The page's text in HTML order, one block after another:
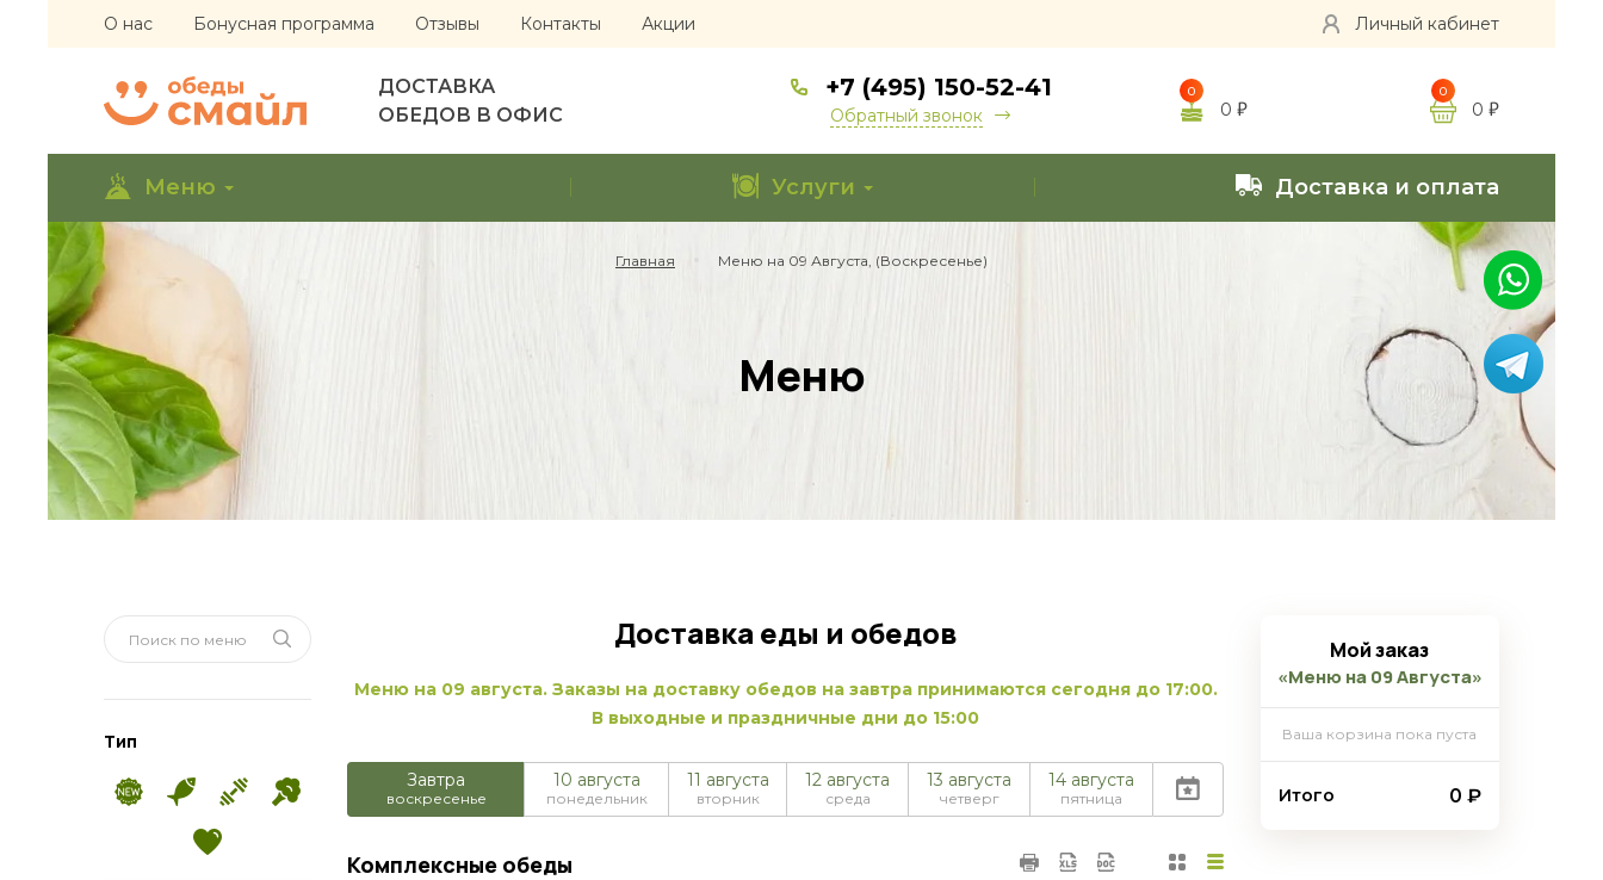
Личный кабинет
О нас Бонусная программа Отзывы Контакты Акции
ДОСТАВКА
ОБЕДОВ В ОФИС
+7 (495) 150-52-41
Обратный звонок
0
0
0
0
Меню Услуги Доставка и оплата
Главная Меню на 09 Августа, (Воскресенье)
Меню
Тип
Доставка еды и обедов
Меню на 09 августа. Заказы на доставку обедов на завтра принимаются сегодня до 17:00.
В выходные и праздничные дни до 15:00
Завтра
воскресенье
10 августа
понедельник
11 августа
вторник
12 августа
среда
13 августа
четверг
14 августа
пятница
Комплексные обеды
Мой заказ
«Меню на 09 Августа»
Ваша корзина пока пуста
Итого 0 ₽